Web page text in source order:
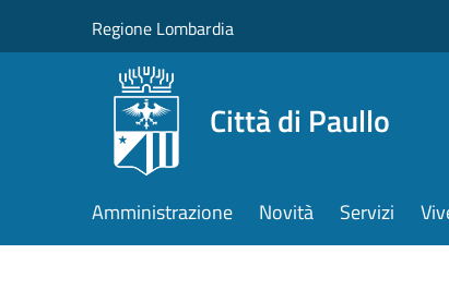
Regione Lombardia
Città di Paullo
Amministrazione Novità Servizi